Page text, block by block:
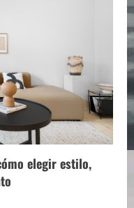
elegir estilo,